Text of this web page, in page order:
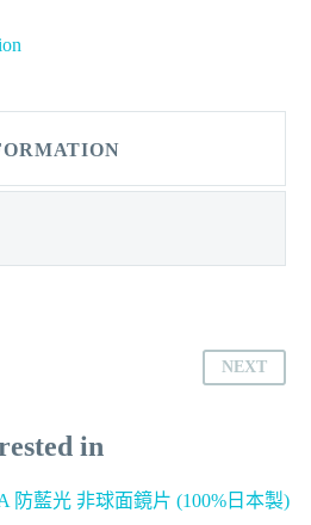
NEXT
in
防藍光 非球面鏡片 (100%日本製)